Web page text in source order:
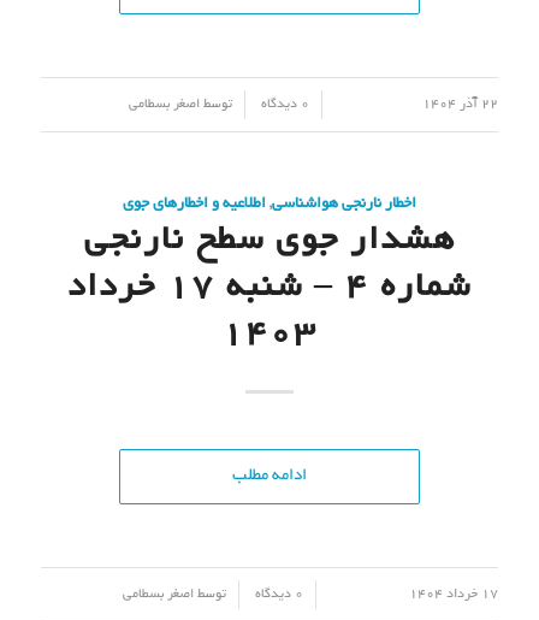
22 آذر 1404 0 دیدگاه توسط اصغر بسطامی
اخطار نارنجی هواشناسی, اطلاعیه و اخطارهای جوی
هشدار جوی سطح نارنجی
شماره 4 – شنبه 17 خرداد
1403
ادامه مطلب
17 خرداد 1404 0 دیدگاه توسط اصغر بسطامی